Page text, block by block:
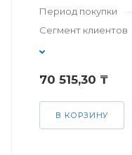
Период покупки
Сегмент клиентов
70 515,30 ₸
В КОРЗИНУ